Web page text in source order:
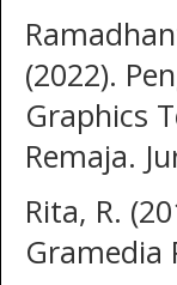
(2022).
Graphics
Remaja.
Rita, R.
Gramedia